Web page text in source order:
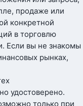
продаже или
конкретной
в торговлю
Если вы не знакомы
рынках,
удостоверено.
только при